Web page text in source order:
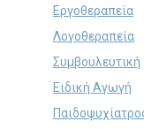
Εργοθεραπεία
Λογοθεραπεία
Συμβουλευτική
Ειδική Αγωγή